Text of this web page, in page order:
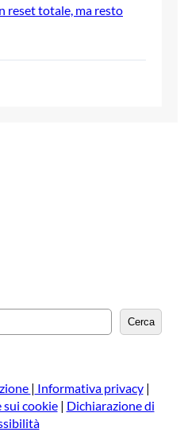
reset totale, ma resto
e
a
Cerca
| Informativa privacy|
sui cookie| Dichiarazione di